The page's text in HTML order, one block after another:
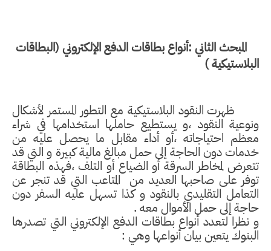
المبحث الثاني :أنواع بطاقات الدفع الإلكتروني (البطاقات
البلاستيكية )
ظهرت النقود البلاستيكية مع التطور المستمر لأشكال
ونوعية النقود ،و يستطيع حاملها استخدامها في شراء
معظم احتياجاته ،أو أداء مقابل ما يحصل عليه من
خدمات دون الحاجة إلى حمل مبالغ مالية كبيرة و التي قد
تتعرض لمخاطر السرقة أو الضياع أو التلف ،فهذه البطاقة
توفر على صاحبها العديد من المتاعب التي قد تنجر عن
التعامل التقليدي بالنقود و كذا تسهل عليه السفر دون
حاجة إلى حمل الأموال معه .
و نظرا لتعدد أنواع بطاقات الدفع الإلكتروني التي تصدرها
البنوك يتعين بيان أنواعها وهي :